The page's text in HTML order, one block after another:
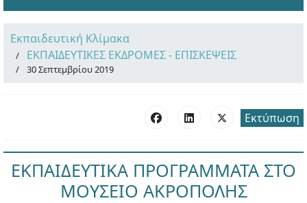
Εκπαιδευτική Κλίμακα
ΕΚΠΑΙΔΕΥΤΙΚΕΣ ΕΚΔΡΟΜΕΣ - ΕΠΙΣΚΕΨΕΙΣ
30 Σεπτεμβρίου 2019
Εκτύπωση
ΕΚΠΑΙΔΕΥΤΙΚΑ ΠΡΟΓΡΑΜΜΑΤΑ ΣΤΟ
ΜΟΥΣΕΙΟ ΑΚΡΟΠΟΛΗΣ